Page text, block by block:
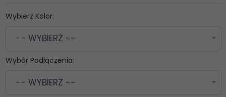
Wybierz Kolor:
-- WYBIERZ --
Wybór Podłączenia:
-- WYBIERZ --